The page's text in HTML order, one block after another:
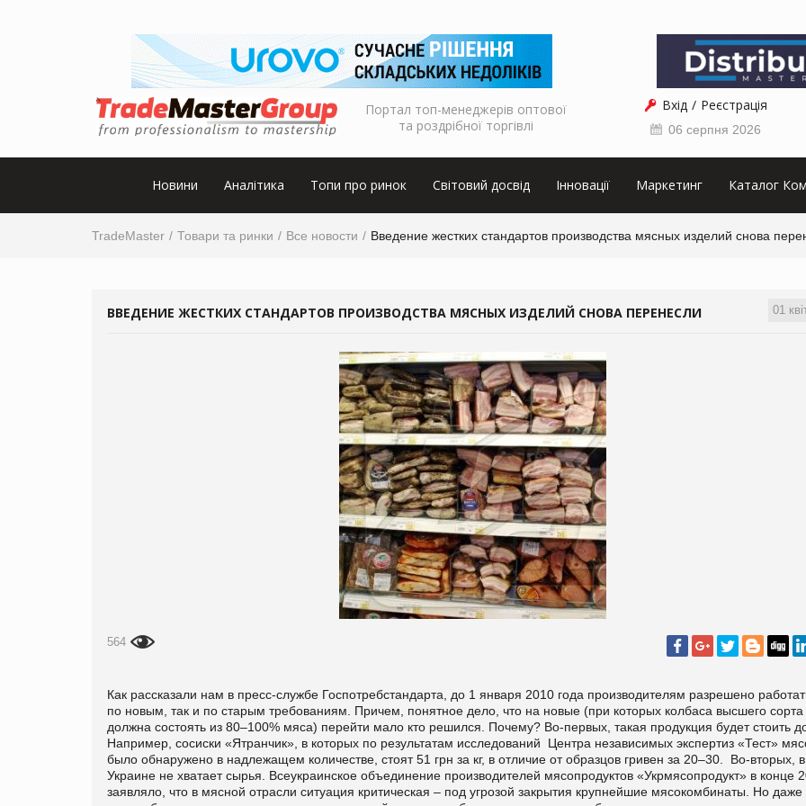
Портал топ-менеджерів оптової
та роздрібної торгівлі
Вхід Реєстрація
06 серпня 2026
Новини Аналітика Топи про ринок Світовий досвід Інновації Маркетинг Каталог
TradeMaster Товари та ринки Все новости Введение жестких стандартов производства мясных изделий снова
01
ВВЕДЕНИЕ ЖЕСТКИХ СТАНДАРТОВ ПРОИЗВОДСТВА МЯСНЫХ ИЗДЕЛИЙ СНОВА ПЕРЕНЕСЛИ
564
Как рассказали нам в пресс-службе Госпотребстандарта, до 1 января 2010 года производителям разрешено
по новым, так и по старым требованиям. Причем, понятное дело, что на новые (при которых колбаса высшего сорта
должна состоять из 80–100% мяса) перейти мало кто решился. Почему? Во-первых, такая продукция будет стоить
Например, сосиски «Ятранчик», в которых по результатам исследований Центра независимых экспертиз «Тест»
было обнаружено в надлежащем количестве, стоят 51 грн за кг, в отличие от образцов гривен за 20–30. Во-вторых, в
Украине не хватает сырья. Всеукраинское объединение производителей мясопродуктов «Укрмясопродукт» в конце
заявляло, что в мясной отрасли ситуация критическая – под угрозой закрытия крупнейшие мясокомбинаты. Но даже